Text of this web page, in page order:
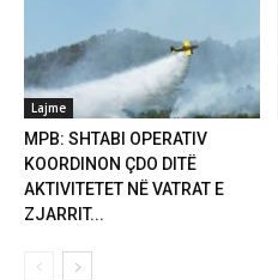
Lajme
MPB: SHTABI OPERATIV
KOORDINON ÇDO DITË
AKTIVITETET NË VATRAT E
ZJARRIT...